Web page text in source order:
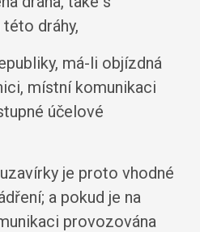
dráhy,
má-li objízdná
místní komunikaci
účelové
je proto vhodné
a pokud je na
provozována